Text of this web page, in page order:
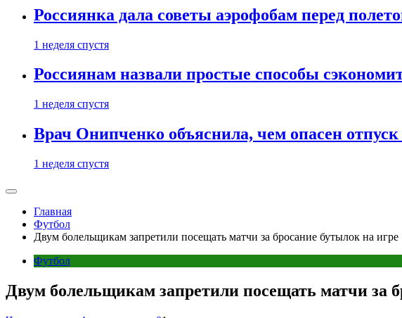
Россиянка дала советы аэрофобам перед
1 неделя спустя
Россиянам назвали простые способы
1 неделя спустя
Врач Онипченко объяснила, чем опасен
1 неделя спустя
Главная
Футбол
Двум болельщикам запретили посещать матчи за бросание бутылок на
Футбол
Двум болельщикам запретили посещать матчи за